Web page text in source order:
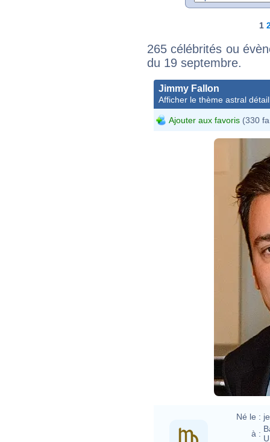
1
265 célébrités ou
du 19 septembre.
Jimmy Fallon
Afficher le thème astral
Ajouter aux favoris (330
Né le :
à :